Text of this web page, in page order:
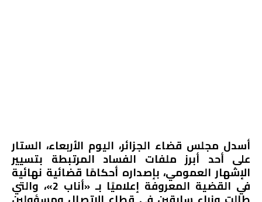
أسدل مجلس قضاء الجزائر، اليوم الأربعاء، الستار
على أحد أبرز ملفات الفساد المرتبطة بتسيير
الإشهار العمومي، بإصداره أحكامًا قضائية نهائية
في القضية المعروفة إعلاميًا بـ «أناب 2»، والتي